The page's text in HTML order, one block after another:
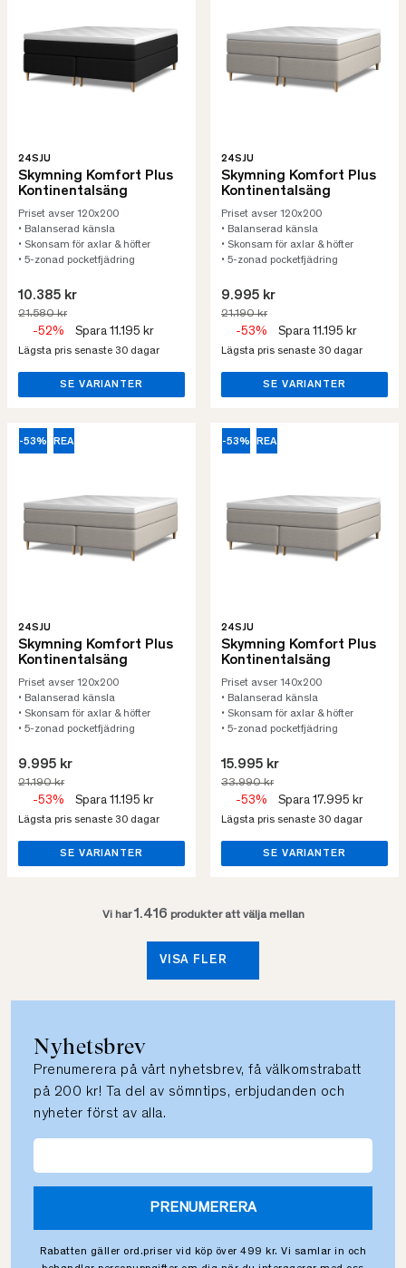
24SJU
Skymning Komfort Plus
Kontinentalsäng
Priset avser 120x200
• Balanserad känsla
• Skonsam för axlar & höfter
• 5-zonad pocketfjädring
10.385 kr
21.580 kr
-52% Spara 11.195 kr
Lägsta pris senaste 30 dagar
SE VARIANTER
24SJU
Skymning Komfort Plus
Kontinentalsäng
Priset avser 120x200
• Balanserad känsla
• Skonsam för axlar & höfter
• 5-zonad pocketfjädring
9.995 kr
21.190 kr
-53% Spara 11.195 kr
Lägsta pris senaste 30 dagar
SE VARIANTER
-53% REA
24SJU
Skymning Komfort Plus
Kontinentalsäng
Priset avser 120x200
• Balanserad känsla
• Skonsam för axlar & höfter
• 5-zonad pocketfjädring
9.995 kr
21.190 kr
-53% Spara 11.195 kr
Lägsta pris senaste 30 dagar
SE VARIANTER
-53% REA
24SJU
Skymning Komfort Plus
Kontinentalsäng
Priset avser 140x200
• Balanserad känsla
• Skonsam för axlar & höfter
• 5-zonad pocketfjädring
15.995 kr
33.990 kr
-53% Spara 17.995 kr
Lägsta pris senaste 30 dagar
SE VARIANTER
Vi har1.416 produkter att välja mellan
VISA FLER
Nyhetsbrev
Prenumerera på vårt nyhetsbrev, få välkomstrabatt
på 200 kr! Ta del av sömntips, erbjudanden och
nyheter först av alla.
PRENUMERERA
Rabatten gäller ord.priser vid köp över 499 kr. Vi samlar in och